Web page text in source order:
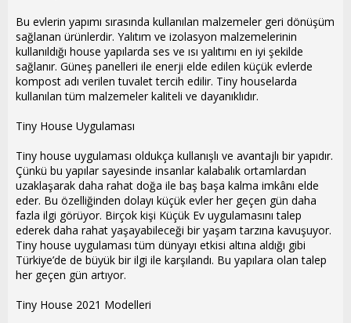
Bu evlerin yapımı sırasında kullanılan malzemeler geri dönüşüm
sağlanan ürünlerdir. Yalıtım ve izolasyon malzemelerinin
kullanıldığı house yapılarda ses ve ısı yalıtımı en iyi şekilde
sağlanır. Güneş panelleri ile enerji elde edilen küçük evlerde
kompost adı verilen tuvalet tercih edilir. Tiny houselarda
kullanılan tüm malzemeler kaliteli ve dayanıklıdır.
Tiny House Uygulaması
Tiny house uygulaması oldukça kullanışlı ve avantajlı bir yapıdır.
Çünkü bu yapılar sayesinde insanlar kalabalık ortamlardan
uzaklaşarak daha rahat doğa ile baş başa kalma imkânı elde
eder. Bu özelliğinden dolayı küçük evler her geçen gün daha
fazla ilgi görüyor. Birçok kişi Küçük Ev uygulamasını talep
ederek daha rahat yaşayabileceği bir yaşam tarzına kavuşuyor.
Tiny house uygulaması tüm dünyayı etkisi altına aldığı gibi
Türkiye’de de büyük bir ilgi ile karşılandı. Bu yapılara olan talep
her geçen gün artıyor.
Tiny House 2021 Modelleri